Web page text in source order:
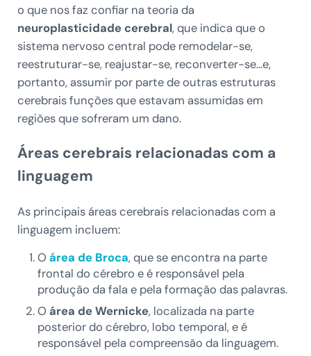
o que nos faz confiar na teoria da
neuroplasticidade cerebral, que indica que o
sistema nervoso central pode remodelar-se,
reestruturar-se, reajustar-se, reconverter-se…e,
portanto, assumir por parte de outras estruturas
cerebrais funções que estavam assumidas em
regiões que sofreram um dano.
Áreas cerebrais relacionadas com a
linguagem
As principais áreas cerebrais relacionadas com a
linguagem incluem:
O área de Broca, que se encontra na parte
frontal do cérebro e é responsável pela
produção da fala e pela formação das palavras.
O área de Wernicke, localizada na parte
posterior do cérebro, lobo temporal, e é
responsável pela compreensão da linguagem.